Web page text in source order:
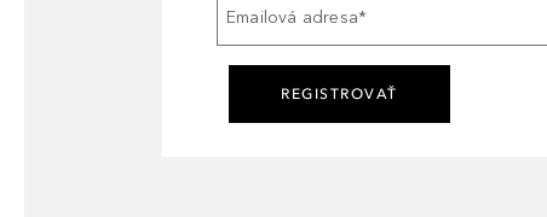
Emailová adresa*
REGISTROVAŤ